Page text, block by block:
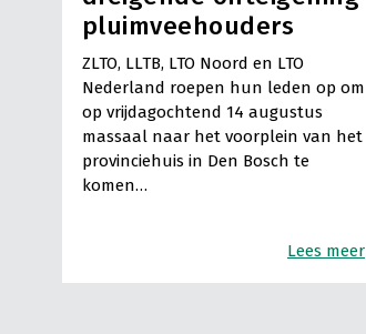
pluimveehouders
ZLTO, LLTB, LTO Noord en LTO
Nederland roepen hun leden op om
op vrijdagochtend 14 augustus
massaal naar het voorplein van het
provinciehuis in Den Bosch te
komen…
Lees meer